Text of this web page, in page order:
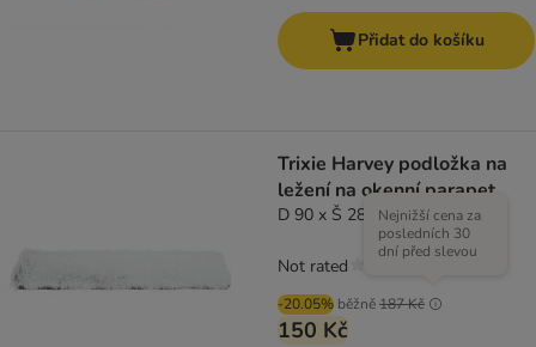
Přidat do košíku
Trixie Harvey podložka na
ležení na okenní parapet
D 90 x Š 28 cm
-20.05% běžně187 Kč
Nejnižší cena za
posledních 30
dní před slevou
150 Kč
Not rated